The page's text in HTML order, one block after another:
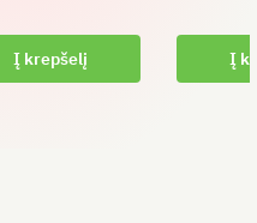
Į krepšelį Į